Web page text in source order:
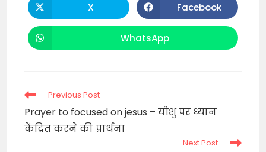
Opens
in
a
X Opens
in
a
Facebook
Opens
in
WhatsApp
Read
articles
Previous Post
Prayer to focused on jesus – यीशु पर ध्यान
केंद्रित करने की प्रार्थना
Next Post